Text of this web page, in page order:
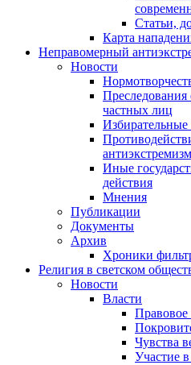
Статьи,
Карта
Неправомерный
Новости
частных лиц
Иные
действия
Мнения
Публикации
Документы
Архив
Хроники
Религия в светском
Новости
Власти
Правовое
Чувства
Участие